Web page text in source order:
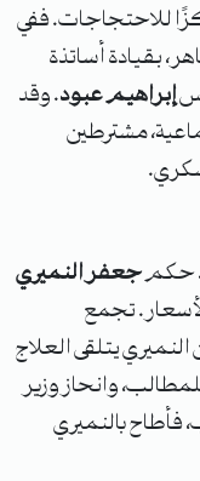
للاحتجاجات. ففي
بقيادة أساتذة
إبراهيم عبود. وقد
مشترطين
حكمجعفر النميري
تجمع
يتلقى العلاج
وانحاز وزير
فأطاح بالنميري